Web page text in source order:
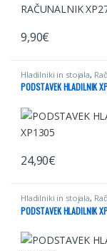
9,90€
Hladilniki in stojala,
PODSTAVEK HLADILNIK
24,90€
Hladilniki in stojala,
PODSTAVEK HLADILNIK